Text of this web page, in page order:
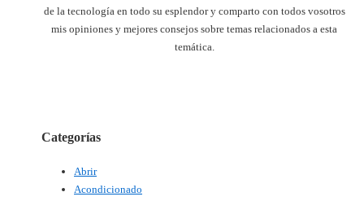
de la tecnología en todo su esplendor y comparto con todos vosotros
mis opiniones y mejores consejos sobre temas relacionados a esta
temática.
Categorías
Abrir
Acondicionado